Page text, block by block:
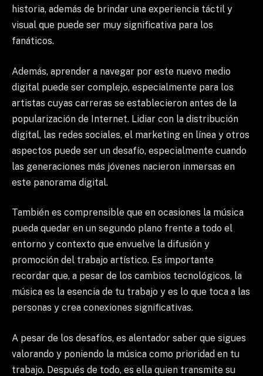
historia, además de brindar una experiencia táctil y
visual que puede ser muy significativa para los
fanáticos.
Además, aprender a navegar por este nuevo medio
digital puede ser complejo, especialmente para los
artistas cuyas carreras se establecieron antes de la
popularización de Internet. Lidiar con la distribución
digital, las redes sociales, el marketing en línea y otros
aspectos puede ser un desafío, especialmente cuando
las generaciones más jóvenes nacieron inmersas en
este panorama digital.
También es comprensible que en ocasiones la música
pueda quedar en un segundo plano frente a todo el
entorno y contexto que envuelve la difusión y
promoción del trabajo artístico. Es importante
recordar que, a pesar de los cambios tecnológicos, la
música es la esencia de tu trabajo y es lo que toca a las
personas y crea conexiones significativas.
A pesar de los desafíos, es alentador saber que sigues
valorando y poniendo la música como prioridad en tu
trabajo. Después de todo, es ella quien transmite su